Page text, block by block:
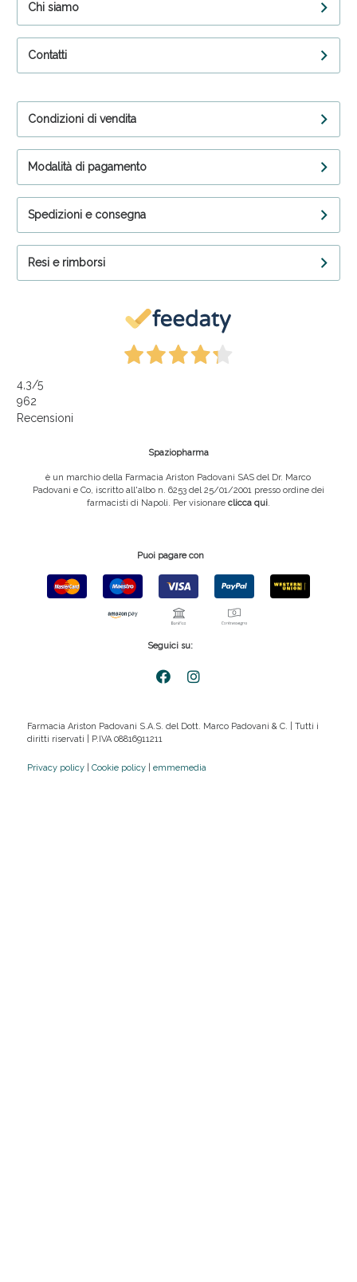
Chi siamo
Contatti
Condizioni di vendita
Modalità di pagamento
Spedizioni e consegna
Resi e rimborsi
4,3/5
962
Recensioni
Spaziopharma
è un marchio della Farmacia Ariston Padovani SAS del Dr. Marco
Padovani e Co, iscritto all'albo n. 6253 del 25/01/2001 presso ordine dei
farmacisti di Napoli. Per visionare clicca qui.
Puoi pagare con
Seguici su:
Farmacia Ariston Padovani S.A.S. del Dott. Marco Padovani & C. | Tutti i
diritti riservati | P.IVA 08816911211
Privacy policy| Cookie policy| emmemedia